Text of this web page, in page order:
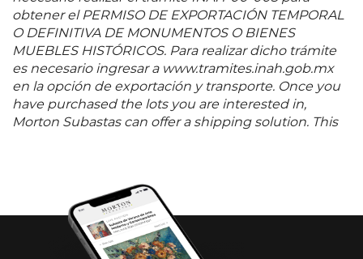
obtener el PERMISO DE EXPORTACIÓN TEMPORAL
O DEFINITIVA DE MONUMENTOS O BIENES
MUEBLES HISTÓRICOS. Para realizar dicho trámite
es necesario ingresar a www.tramites.inah.gob.mx
en la opción de exportación y transporte. Once you
have purchased the lots you are interested in,
Morton Subastas can offer a shipping solution. This